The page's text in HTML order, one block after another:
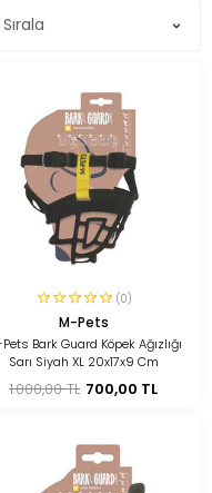
(0)
M-Pets
Bark Guard Köpek Ağızlığı
Sarı Siyah XL 20x17x9 Cm
1.000,00 TL 700,00 TL